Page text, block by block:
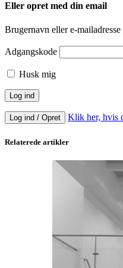
Eller opret med din email
Brugernavn eller e-mailadresse
Adgangskode
Husk mig
Log ind / Opret Klik her, hvis
Relaterede artikler